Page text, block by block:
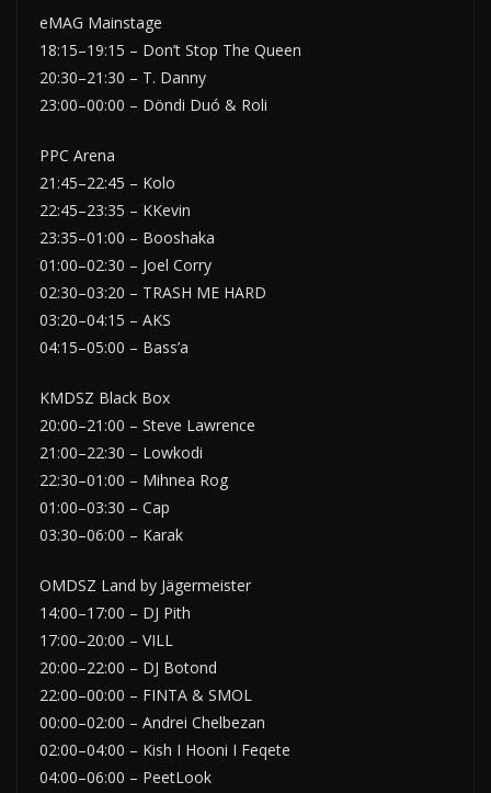
eMAG Mainstage
18:15–19:15 – Don’t Stop The Queen
20:30–21:30 – T. Danny
23:00–00:00 – Döndi Duó & Roli
PPC Arena
21:45–22:45 – Kolo
22:45–23:35 – KKevin
23:35–01:00 – Booshaka
01:00–02:30 – Joel Corry
02:30–03:20 – TRASH ME HARD
03:20–04:15 – AKS
04:15–05:00 – Bass’a
KMDSZ Black Box
20:00–21:00 – Steve Lawrence
21:00–22:30 – Lowkodi
22:30–01:00 – Mihnea Rog
01:00–03:30 – Cap
03:30–06:00 – Karak
OMDSZ Land by Jägermeister
14:00–17:00 – DJ Pith
17:00–20:00 – VILL
20:00–22:00 – DJ Botond
22:00–00:00 – FINTA & SMOL
00:00–02:00 – Andrei Chelbezan
02:00–04:00 – Kish I Hooni I Feqete
04:00–06:00 – PeetLook